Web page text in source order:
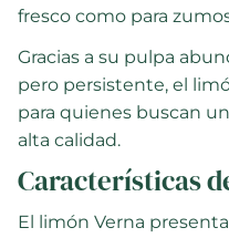
fresco como para
Gracias a su pulpa
pero persistente, el
para quienes buscan
alta calidad.
Características
El limón Verna